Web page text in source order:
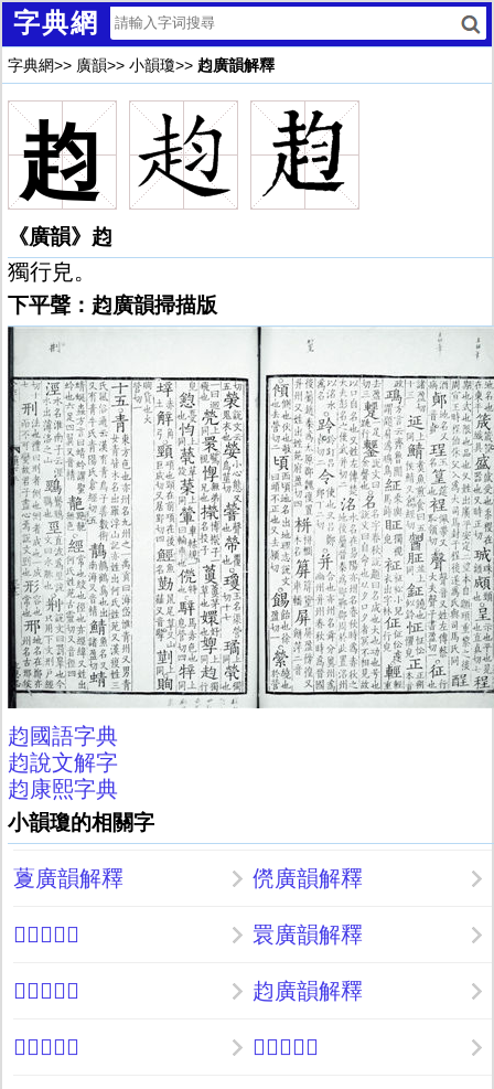
字典網
字典網>> 廣韻>> 小韻瓊>> 赹廣韻解釋
赹
《廣韻》赹
獨行皃。
下平聲：赹廣韻掃描版
赹國語字典
赹說文解字
赹康熙字典
小韻瓊的相關字
藑廣韻解釋 㒌廣韻解釋
𨍶廣韻解釋 睘廣韻解釋
𢶇廣韻解釋 赹廣韻解釋
𡞦廣韻解釋 𦾵廣韻解釋